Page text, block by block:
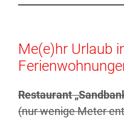
Me(e)hr Urlaub
Restaurant
(nur wenige Meter